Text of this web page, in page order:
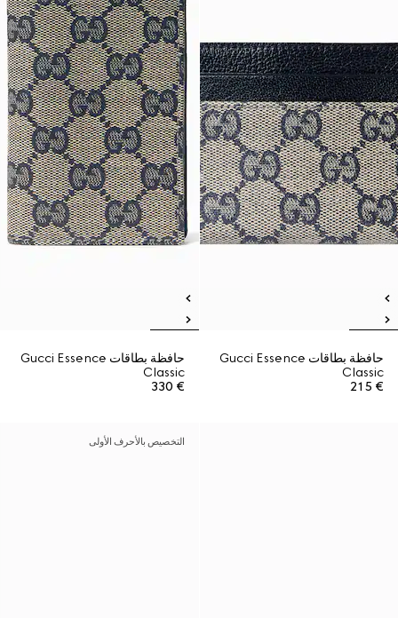
حافظة بطاقات Gucci Essence
Classic
€ 215
حافظة بطاقات Gucci Essence
Classic
€ 330
التخصيص بالأحرف الأولى